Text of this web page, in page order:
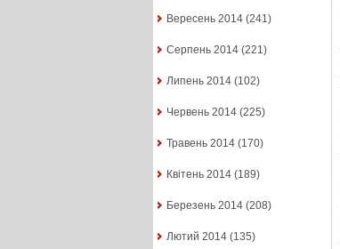
Вересень 2014(241)
Серпень 2014(221)
Липень 2014(102)
Червень 2014(225)
Травень 2014(170)
Квітень 2014(189)
Березень 2014(208)
Лютий 2014(135)